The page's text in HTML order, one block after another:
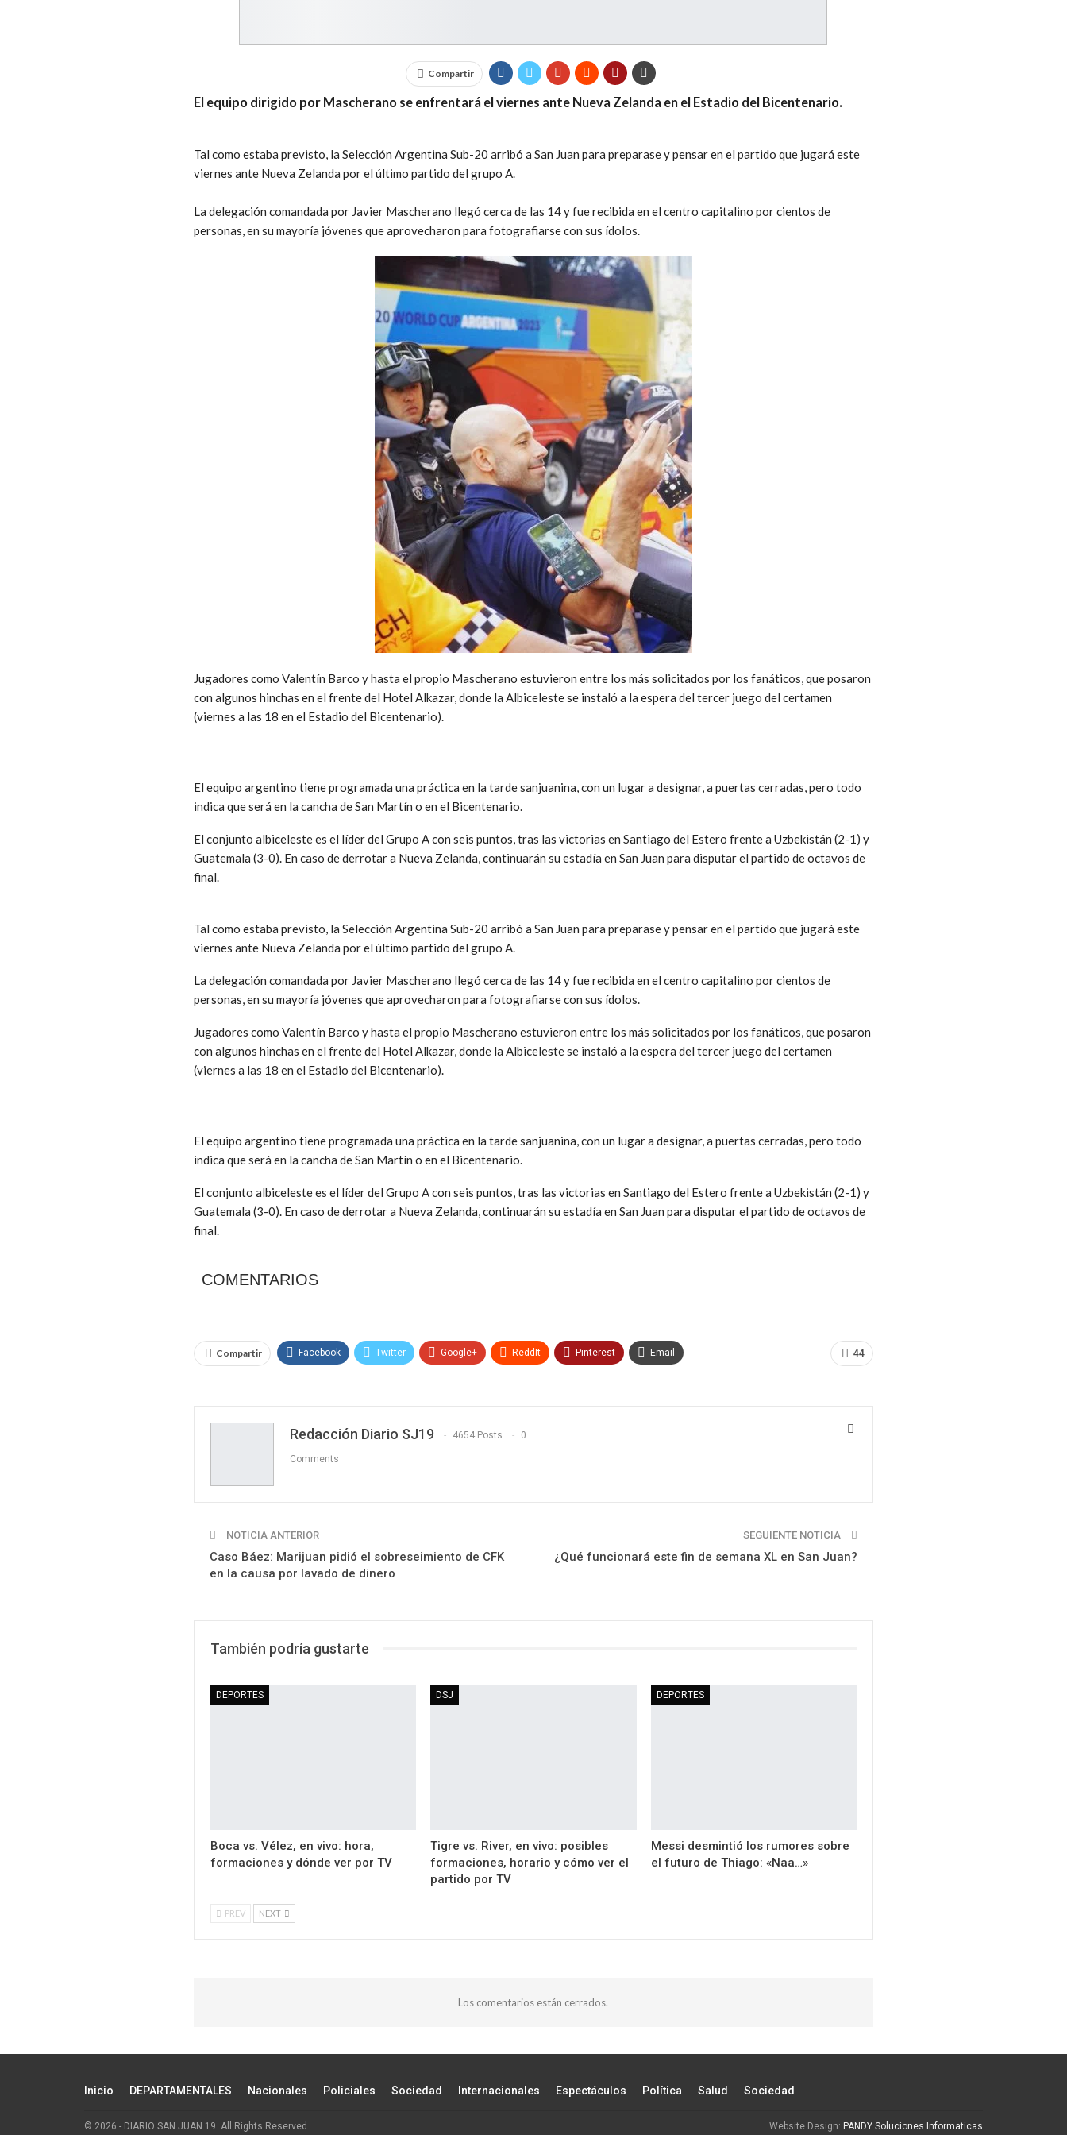
Compartir
El equipo dirigido por Mascherano se enfrentará el viernes ante Nueva Zelanda en el Estadio del Bicentenario.
Tal como estaba previsto, la Selección Argentina Sub-20 arribó a San Juan para preparase y pensar en el partido que jugará este
viernes ante Nueva Zelanda por el último partido del grupo A.
La delegación comandada por Javier Mascherano llegó cerca de las 14 y fue recibida en el centro capitalino por cientos de
personas, en su mayoría jóvenes que aprovecharon para fotografiarse con sus ídolos.
Jugadores como Valentín Barco y hasta el propio Mascherano estuvieron entre los más solicitados por los fanáticos, que posaron
con algunos hinchas en el frente del Hotel Alkazar, donde la Albiceleste se instaló a la espera del tercer juego del certamen
(viernes a las 18 en el Estadio del Bicentenario).
El equipo argentino tiene programada una práctica en la tarde sanjuanina, con un lugar a designar, a puertas cerradas, pero todo
indica que será en la cancha de San Martín o en el Bicentenario.
El conjunto albiceleste es el líder del Grupo A con seis puntos, tras las victorias en Santiago del Estero frente a Uzbekistán (2-1) y
Guatemala (3-0). En caso de derrotar a Nueva Zelanda, continuarán su estadía en San Juan para disputar el partido de octavos de
final.
Tal como estaba previsto, la Selección Argentina Sub-20 arribó a San Juan para preparase y pensar en el partido que jugará este
viernes ante Nueva Zelanda por el último partido del grupo A.
La delegación comandada por Javier Mascherano llegó cerca de las 14 y fue recibida en el centro capitalino por cientos de
personas, en su mayoría jóvenes que aprovecharon para fotografiarse con sus ídolos.
Jugadores como Valentín Barco y hasta el propio Mascherano estuvieron entre los más solicitados por los fanáticos, que posaron
con algunos hinchas en el frente del Hotel Alkazar, donde la Albiceleste se instaló a la espera del tercer juego del certamen
(viernes a las 18 en el Estadio del Bicentenario).
El equipo argentino tiene programada una práctica en la tarde sanjuanina, con un lugar a designar, a puertas cerradas, pero todo
indica que será en la cancha de San Martín o en el Bicentenario.
El conjunto albiceleste es el líder del Grupo A con seis puntos, tras las victorias en Santiago del Estero frente a Uzbekistán (2-1) y
Guatemala (3-0). En caso de derrotar a Nueva Zelanda, continuarán su estadía en San Juan para disputar el partido de octavos de
final.
COMENTARIOS
44
Compartir Facebook Twitter Google+ ReddIt Pinterest Email
Redacción Diario SJ19 4654 Posts 0
Comments
NOTICIA ANTERIOR
Caso Báez: Marijuan pidió el sobreseimiento de CFK
en la causa por lavado de dinero
SEGUIENTE NOTICIA
¿Qué funcionará este fin de semana XL en San Juan?
También podría gustarte
DEPORTES
Boca vs. Vélez, en vivo: hora,
formaciones y dónde ver por TV
DSJ
Tigre vs. River, en vivo: posibles
formaciones, horario y cómo ver el
partido por TV
DEPORTES
Messi desmintió los rumores sobre
el futuro de Thiago: «Naa…»
PREV NEXT
Los comentarios están cerrados.
Inicio DEPARTAMENTALES Nacionales Policiales Sociedad Internacionales Espectáculos Política Salud Sociedad
© 2026 - DIARIO SAN JUAN 19. All Rights Reserved. Website Design: PANDY Soluciones Informaticas